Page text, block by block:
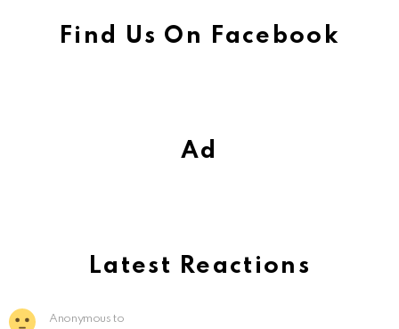
Find Us On Facebook
Ad
Latest Reactions
Anonymous to